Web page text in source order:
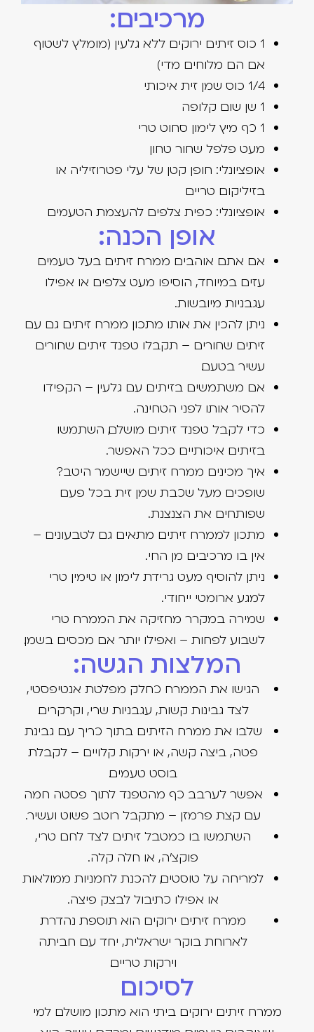
מרכיבים:
1 כוס זיתים ירוקים ללא גלעין (מומלץ לשטוף
אם הם מלוחים מדי)
1/4 כוס שמן זית איכותי
מעט פלפל שחור טחון
אופציונלי: חופן קטן של עלי פטרוזיליה או
בזיליקום טריים
אופציונלי: כפית צלפים להעצמת הטעמים
אופן הכנה:
אם אתם אוהבים ממרח זיתים בעל טעמים
עזים במיוחד, הוסיפו מעט צלפים או אפילו
עגבניות מיובשות.
ניתן להכין את אותו מתכון ממרח זיתים גם עם
זיתים שחורים – תקבלו טפנד זיתים שחורים
עשיר בטעם.
אם משתמשים בזיתים עם גלעין – הקפידו
להסיר אותו לפני הטחינה.
כדי לקבל טפנד זיתים מושלם, השתמשו
בזיתים איכותיים ככל האפשר.
איך מכינים ממרח זיתים שיישמר היטב?
שופכים מעל שכבת שמן זית בכל פעם
שפותחים את הצנצנת.
מתכון לממרח זיתים מתאים גם לטבעונים –
אין בו מרכיבים מן החי.
ניתן להוסיף מעט גרידת לימון או טימין טרי
למגע ארומטי ייחודי.
שמירה במקרר מחזיקה את הממרח טרי
לשבוע לפחות – ואפילו יותר אם מכסים בשמן.
המלצות הגשה:
הגישו את הממרח כחלק מפלטת אנטיפסטי,
לצד גבינות קשות, עגבניות שרי, וקרקרים.
שלבו את ממרח הזיתים בתוך כריך עם גבינת
פטה, ביצה קשה, או ירקות קלויים – לקבלת
בוסט טעמים.
אפשר לערבב כף מהטפנד לתוך פסטה חמה
עם קצת פרמזן – מתקבל רוטב פשוט ועשיר.
השתמשו בו כמטבל זיתים לצד לחם טרי,
פוקצ'ה, או חלה קלה.
למריחה על טוסטים, להכנת לחמניות ממולאות
או אפילו כתיבול לבצק פיצה.
ממרח זיתים ירוקים הוא תוספת נהדרת
לארוחת בוקר ישראלית, יחד עם חביתה
וירקות טריים.
לסיכום
ממרח זיתים ירוקים ביתי הוא מתכון מושלם למי